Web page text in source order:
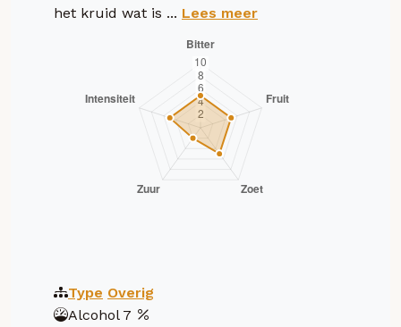
het kruid wat is ... Lees meer
Type Overig
Alcohol 7